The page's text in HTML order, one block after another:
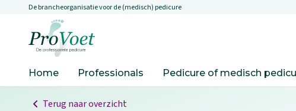
Overslaan en naar de inhoud gaan
De brancheorganisatie voor de (medisch) pedicure
Home Professionals Pedicure of medisch
Terug naar overzicht